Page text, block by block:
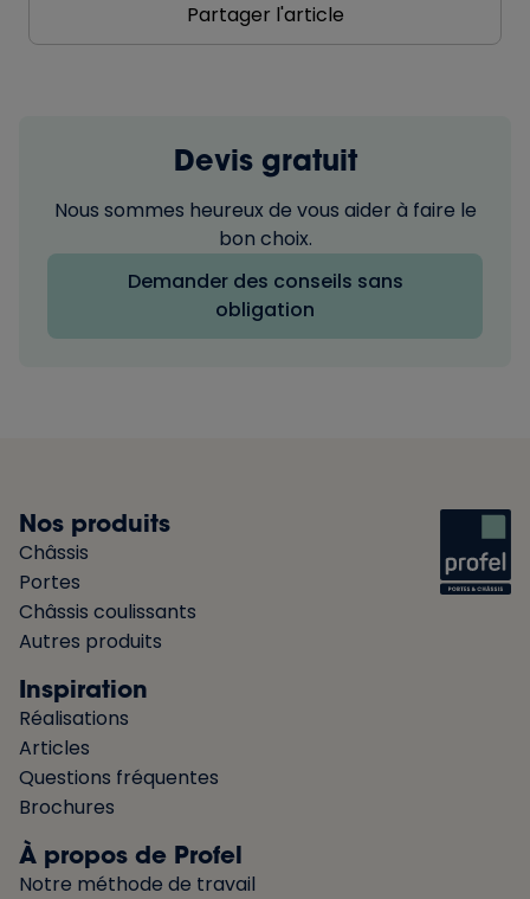
Partager l'article
Devis gratuit
Nous sommes heureux de vous aider à faire le
bon choix.
Demander des conseils sans
obligation
Nos produits
Châssis
Portes
Châssis coulissants
Autres produits
Inspiration
Réalisations
Articles
Questions fréquentes
Brochures
À propos de Profel
Notre méthode de travail